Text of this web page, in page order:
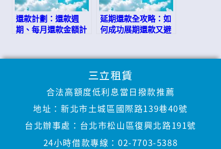
還款計劃：還款週
期、每月還款金額計
延期還款全攻略：如
何成功展期還款又避
三立租賃
合法高額度低利息當日撥款推薦
地址：新北市土城區國際路139巷40號
台北辦事處： 台北市松山區復興北路191號
24小時借款專線：02-7703-5388